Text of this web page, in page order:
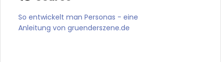
So entwickelt man Personas - eine
Anleitung von gruenderszene.de